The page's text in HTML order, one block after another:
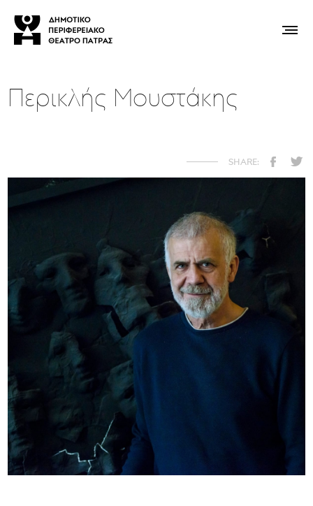
Περικλής Μουστάκης